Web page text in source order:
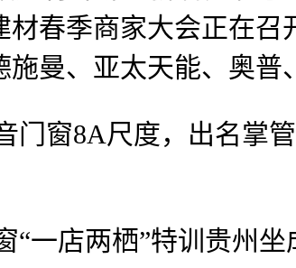
春季商家大会正在
曼、亚太天能、奥普
窗8A尺度，出名掌管
店两栖”特训贵州坐成